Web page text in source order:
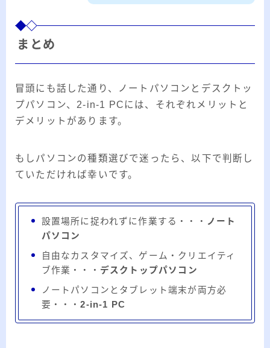
まとめ
冒頭にも話した通り、ノートパソコンとデスクトッ
プパソコン、2-in-1 PCには、それぞれメリットと
デメリットがあります。
もしパソコンの種類選びで迷ったら、以下で判断し
ていただければ幸いです。
設置場所に捉われずに作業する・・・ ノート
パソコン
自由なカスタマイズ、ゲーム・クリエイティ
ブ作業・・・ デスクトップパソコン
ノートパソコンとタブレット端末が両方必
要・・・2-in-1 PC